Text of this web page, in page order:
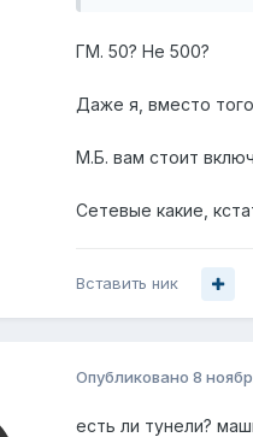
ГМ. 50? Не 500?
Даже я, вместо
М.Б. вам стоит
Сетевые какие,
Вставить ник
Опубликовано 8
есть ли тунели?